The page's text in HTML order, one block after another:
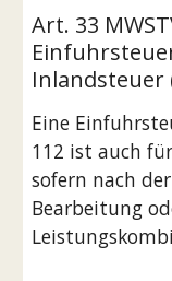
Art. 33
Inlandsteuer
Eine
112 ist auch
sofern nach
Bearbeitung